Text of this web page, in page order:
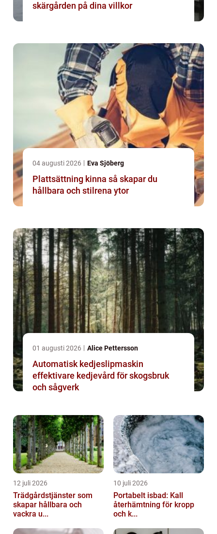
skärgården på dina villkor
04 augusti 2026 Eva Sjöberg
Plattsättning kinna så skapar du
hållbara och stilrena ytor
01 augusti 2026 Alice Pettersson
Automatisk kedjeslipmaskin
effektivare kedjevård för skogsbruk
och sågverk
12 juli 2026
Trädgårdstjänster som
skapar hållbara och
vackra u...
10 juli 2026
Portabelt isbad: Kall
återhämtning för kropp
och k...